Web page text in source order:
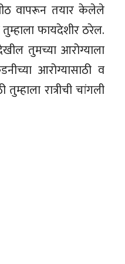
वापरून तयार केलेले
फायदेशीर ठरेल.
तुमच्या आरोग्याला
आरोग्यासाठी व
रात्रीची चांगली